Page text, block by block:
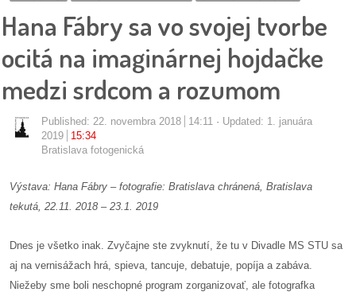
Historický
zákony
mestské
časti
konania
stavebné
konania
Hana Fábry sa vo svojej tvorbe
ocitá na imaginárnej hojdačke
medzi srdcom a rozumom
Published: 22. novembra 2018 14:11
Updated: 1. januára
2019
15:34
Bratislava fotogenická
Výstava: Hana Fábry – fotografie: Bratislava chránená, Bratislava
tekutá, 22.11. 2018 – 23.1. 2019
Dnes je všetko inak. Zvyčajne ste zvyknutí, že tu v Divadle MS STU sa
aj na vernisážach hrá, spieva, tancuje, debatuje, popíja a zabáva.
Niežeby sme boli neschopné program zorganizovať, ale fotografka